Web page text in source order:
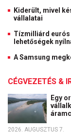
Kiderült, mivel
vállalatai
Tízmilliárd eurós
lehetőségek
A Samsung
CÉGVEZETÉS &
Egy
2026. AUGUSZTUS 7.